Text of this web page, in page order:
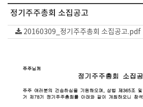
정기주주총회 소집공고
20160309_정기주주총회 소집공고.pdf